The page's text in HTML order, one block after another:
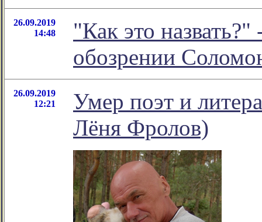
26.09.2019
14:48
"Как это
обозрении
26.09.2019
12:21
Умер поэт и
Лёня Фролов)